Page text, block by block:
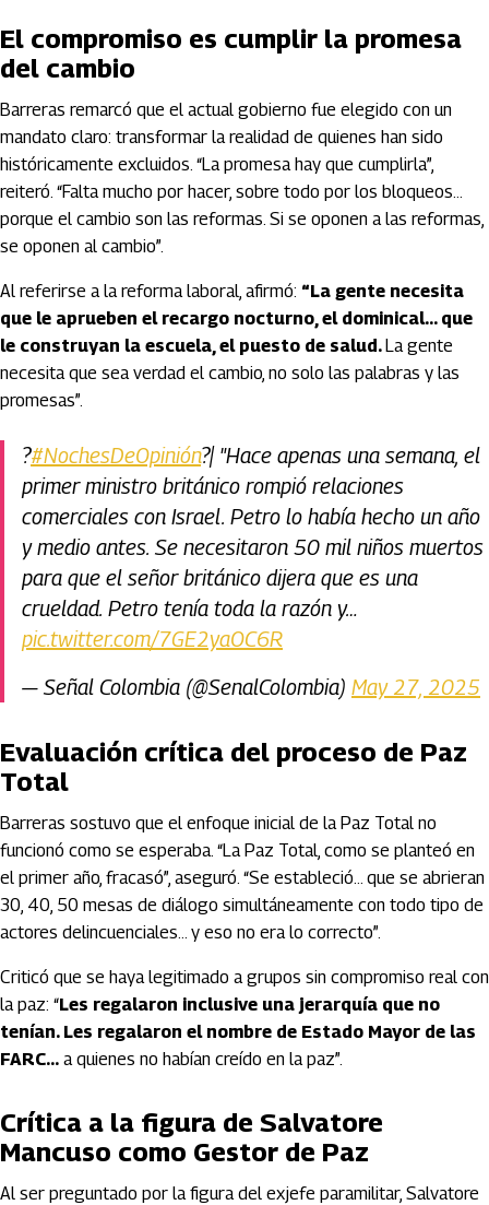
El compromiso es cumplir la promesa
del cambio
Barreras remarcó que el actual gobierno fue elegido con un
mandato claro: transformar la realidad de quienes han sido
históricamente excluidos. “La promesa hay que cumplirla”,
reiteró. “Falta mucho por hacer, sobre todo por los bloqueos…
porque el cambio son las reformas. Si se oponen a las reformas,
se oponen al cambio”.
Al referirse a la reforma laboral, afirmó: “La gente necesita
que le aprueben el recargo nocturno, el dominical… que
le construyan la escuela, el puesto de salud.La gente
necesita que sea verdad el cambio, no solo las palabras y las
promesas”.
?️#NochesDeOpinión?️| "Hace apenas una semana, el
primer ministro británico rompió relaciones
comerciales con Israel. Petro lo había hecho un año
y medio antes. Se necesitaron 50 mil niños muertos
para que el señor británico dijera que es una
crueldad. Petro tenía toda la razón y…
pic.twitter.com/7GE2yaOC6R
— Señal Colombia (@SenalColombia) May 27, 2025
Evaluación crítica del proceso de Paz
Total
Barreras sostuvo que el enfoque inicial de la Paz Total no
funcionó como se esperaba. “La Paz Total, como se planteó en
el primer año, fracasó”, aseguró. “Se estableció… que se abrieran
30, 40, 50 mesas de diálogo simultáneamente con todo tipo de
actores delincuenciales… y eso no era lo correcto”.
Criticó que se haya legitimado a grupos sin compromiso real con
la paz: “Les regalaron inclusive una jerarquía que no
tenían. Les regalaron el nombre de Estado Mayor de las
FARC… a quienes no habían creído en la paz”.
Crítica a la figura de Salvatore
Mancuso como Gestor de Paz
Al ser preguntado por la figura del exjefe paramilitar, Salvatore